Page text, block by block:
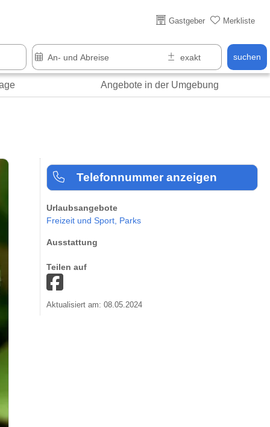
Gastgeber Merkliste
suchen
Angebote in der Umgebung
Telefonnummer anzeigen
Urlaubsangebote
Freizeit und Sport, Parks
Ausstattung
Teilen auf
Aktualisiert am: 08.05.2024